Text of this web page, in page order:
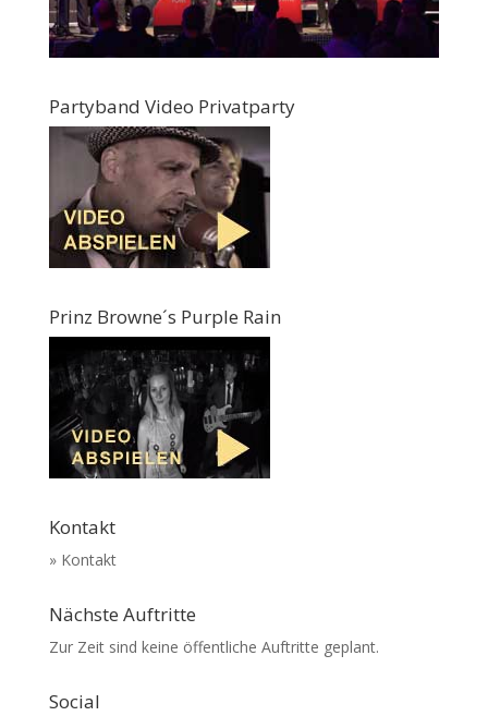
Partyband Video Privatparty
Prinz Browne´s Purple Rain
Kontakt
» Kontakt
Nächste Auftritte
Zur Zeit sind keine öffentliche Auftritte geplant.
Social